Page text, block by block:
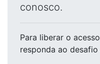
conosco.
Para liberar o acesso
responda ao desafio